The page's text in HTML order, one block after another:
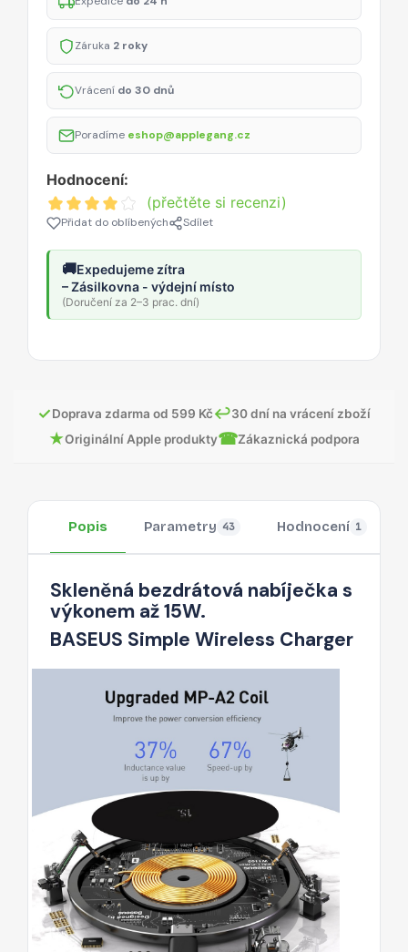
Záruka 2 roky
Vrácení do 30 dnů
Poradíme eshop@applegang.cz
Hodnocení:
(přečtěte si recenzi)
Přidat do oblíbených Sdílet
🚚Expedujeme zítra
– Zásilkovna - výdejní místo
(Doručení za 2–3 prac. dní)
✓Doprava zdarma od 599 Kč↩30 dní na vrácení zboží
★Originální Apple produkty☎Zákaznická podpora
Popis Parametry 43 Hodnocení 1
Skleněná bezdrátová nabíječka s
výkonem až 15W.
BASEUS Simple Wireless Charger